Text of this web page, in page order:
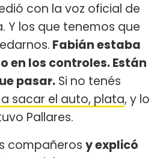
con la voz oficial de
Y los que tenemos que
Fabián estaba
en los controles. Están
pasar. Si no tenés
sacar el auto, plata, y lo
Pallares.
compañeros y explicó